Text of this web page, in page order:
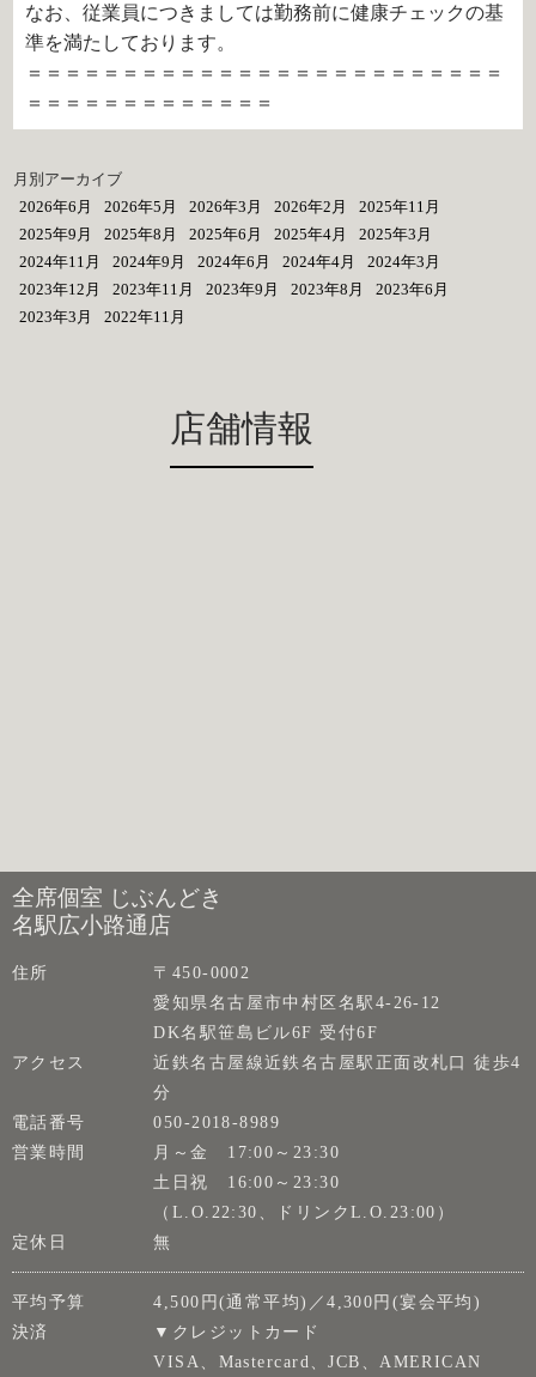
なお、従業員につきましては勤務前に健康チェックの基
準を満たしております。
＝＝＝＝＝＝＝＝＝＝＝＝＝＝＝＝＝＝＝＝＝＝＝＝＝
＝＝＝＝＝＝＝＝＝＝＝＝＝
月別アーカイブ
2026年6月
2026年5月 2026年3月 2026年2月
2025年11月
2025年9月
2025年8月 2025年6月 2025年4月
2025年3月
2024年11月
2024年9月 2024年6月 2024年4月
2024年3月
2023年12月
2023年11月 2023年9月 2023年8月
2023年6月
2023年3月
2022年11月
店舗情報
全席個室 じぶんどき
名駅広小路通店
住所
〒450-0002
愛知県名古屋市中村区名駅4-26-12
DK名駅笹島ビル6F 受付6F
アクセス
近鉄名古屋線近鉄名古屋駅正面改札口 徒歩4
分
電話番号
050-2018-8989
営業時間
月～金 17:00～23:30
土日祝 16:00～23:30
（L.O.22:30、ドリンクL.O.23:00）
定休日
無
平均予算
4,500円(通常平均)／4,300円(宴会平均)
決済
▼クレジットカード
VISA、Mastercard、JCB、AMERICAN